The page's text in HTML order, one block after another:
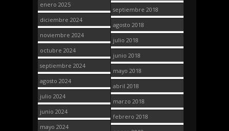
enero 2025
diciembre 2024
noviembre 2024
octubre 2024
septiembre 2024
agosto 2024
julio 2024
junio 2024
mayo 2024
septiembre 2018
agosto 2018
julio 2018
junio 2018
mayo 2018
abril 2018
marzo 2018
febrero 2018